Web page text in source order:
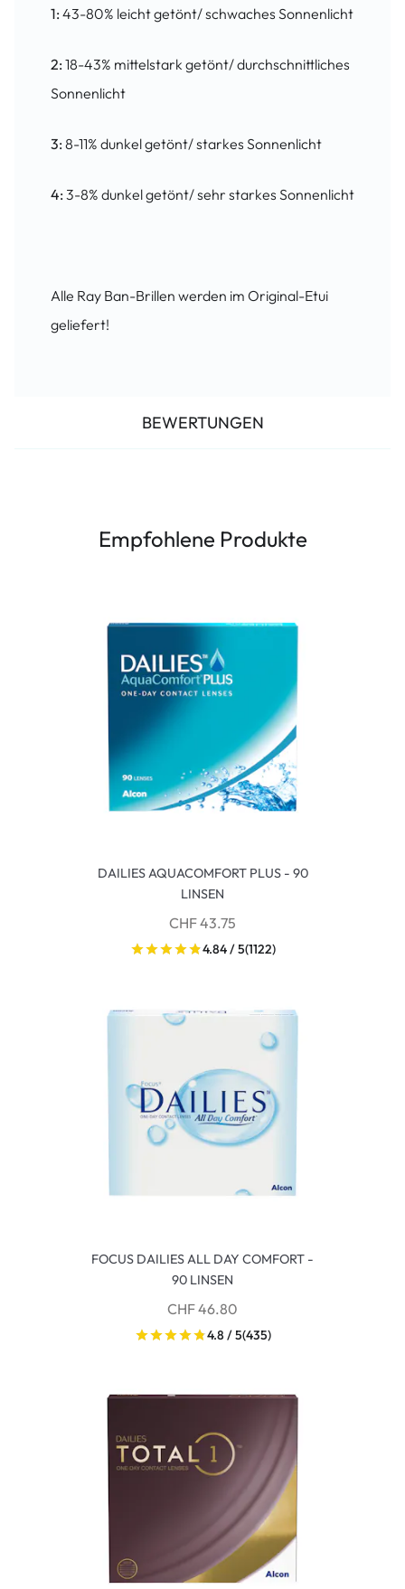
1: 43-80% leicht getönt/ schwaches Sonnenlicht
2: 18-43% mittelstark getönt/ durchschnittliches
Sonnenlicht
3: 8-11% dunkel getönt/ starkes Sonnenlicht
4: 3-8% dunkel getönt/ sehr starkes Sonnenlicht
Alle Ray Ban-Brillen werden im Original-Etui
geliefert!
BEWERTUNGEN
Empfohlene Produkte
DAILIES AQUACOMFORT PLUS - 90
LINSEN
CHF 43.75
4.84 / 5(1122)
FOCUS DAILIES ALL DAY COMFORT -
90 LINSEN
CHF 46.80
4.8 / 5(435)